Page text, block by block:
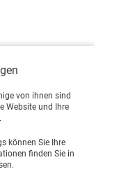
von ihnen sind
Website und Ihre
können Sie Ihre
finden Sie in